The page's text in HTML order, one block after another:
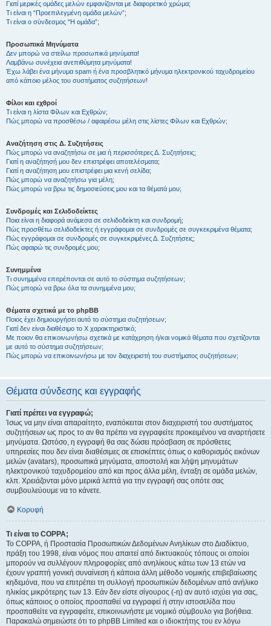
Γιατί μερικές ομάδες μελών εμφανίζονται με διαφορετικό χρώμα;
Τι είναι η “Προεπιλεγμένη ομάδα μελών”;
Τι είναι ο σύνδεσμος "Η ομάδα”;
Προσωπικά Μηνύματα
Δεν μπορώ να στείλω προσωπικά μηνύματα!
Λαμβάνω συνέχεια ανεπιθύμητα μηνύματα!
Έχω λάβει ένα μήνυμα spam ή ένα προσβλητικό μήνυμα ηλεκτρονικού ταχυδρομείου
από κάποιο μέλος του συστήματος συζητήσεων!
Φίλοι και εχθροί
Τι είναι η λίστα Φίλων και Εχθρών;
Πώς μπορώ να προσθέσω / αφαιρέσω μέλη στις λίστες Φίλων και Εχθρών;
Αναζήτηση στις Δ. Συζητήσεις
Πώς μπορώ να αναζητήσω σε μια ή περισσότερες Δ. Συζητήσεις;
Γιατί η αναζήτησή μου δεν επιστρέφει αποτελέσματα;
Γιατί η αναζήτηση μου επιστρέφει μια κενή σελίδα;
Πώς μπορώ να αναζητήσω για μέλη;
Πώς μπορώ να βρω τις δημοσιεύσεις μου και τα θέματά μου;
Συνδρομές και Σελιδοδείκτες
Ποια είναι η διαφορά ανάμεσα σε σελιδοδείκτη και συνδρομή;
Πώς προσθέτω σελιδοδείκτες ή εγγράφομαι σε συνδρομές σε συγκεκριμένα θέματα;
Πώς εγγράφομαι σε συνδρομές σε συγκεκριμένες Δ. Συζητήσεις;
Πώς αφαιρώ τις συνδρομές μου;
Συνημμένα
Τι συνημμένα επιτρέπονται σε αυτό το σύστημα συζητήσεων;
Πώς μπορώ να βρω όλα τα συνημμένα μου;
Θέματα σχετικά με το phpBB
Ποιος έχει δημιουργήσει αυτό το σύστημα συζητήσεων;
Γιατί δεν είναι διαθέσιμο το Χ χαρακτηριστικό;
Με ποιον θα επικοινωνήσω σχετικά με κατάχρηση ή/και νομικά θέματα που σχετίζονται
με αυτό το σύστημα συζητήσεων;
Πώς μπορώ να επικοινωνήσω με τον διαχειριστή του συστήματος συζητήσεων;
Θέματα σύνδεσης και εγγραφής
Γιατί πρέπει να εγγραφώ;
Ίσως να μην είναι απαραίτητο, εναπόκειται στον διαχειριστή του συστήματος
συζητήσεων ως προς το αν θα πρέπει να εγγραφείτε προκειμένου να αναρτήσετε
μηνύματα. Ωστόσο, η εγγραφή θα σας δώσει πρόσβαση σε πρόσθετες
υπηρεσίες που δεν είναι διαθέσιμες σε επισκέπτες όπως ο καθορισμός εικόνων
μελών (avatars), προσωπικά μηνύματα, αποστολή και λήψη μηνυμάτων
ηλεκτρονικού ταχυδρομείου από και προς άλλα μέλη, ένταξη σε ομάδα μελών,
κλπ. Χρειάζονται μόνο μερικά λεπτά για την εγγραφή σας οπότε σας
συμβουλεύουμε να το κάνετε.
Κορυφή
Τι είναι το COPPA;
Το COPPA, ή Προστασία Προσωπικών Δεδομένων Ανηλίκων στο Διαδίκτυο,
πράξη του 1998, είναι νόμος που απαιτεί από δικτυακούς τόπους οι οποίοι
μπορούν να συλλέγουν πληροφορίες από ανηλίκους κάτω των 13 ετών να
έχουν γραπτή γονική συναίνεση ή κάποια άλλη μέθοδο νομικής επιβεβαίωσης
κηδεμόνα, που να επιτρέπει τη συλλογή προσωπικών δεδομένων από ανήλικο
ηλικίας μικρότερης των 13. Εάν δεν είστε σίγουρος (-η) αν αυτό ισχύει για σας,
όπως κάποιος ο οποίος προσπαθεί να εγγραφεί ή στην ιστοσελίδα που
προσπαθείτε να εγγραφείτε, επικοινωνήστε με νομικό σύμβουλο για βοήθεια.
Παρακαλώ σημειώστε ότι το phpBB Limited και ο ιδιοκτήτης του εν λόγω